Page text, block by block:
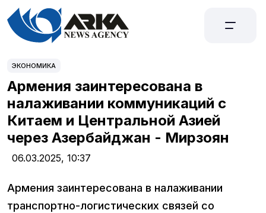
ЭКОНОМИКА
Армения заинтересована в
налаживании коммуникаций с
Китаем и Центральной Азией
через Азербайджан - Мирзоян
06.03.2025, 10:37
Армения заинтересована в налаживании
транспортно-логистических связей со